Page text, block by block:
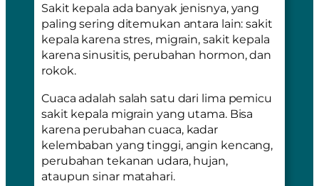
Sakit kepala ada banyak jenisnya, yang
paling sering ditemukan antara lain: sakit
kepala karena stres, migrain, sakit kepala
karena sinusitis, perubahan hormon, dan
rokok.
Cuaca adalah salah satu dari lima pemicu
sakit kepala migrain yang utama. Bisa
karena perubahan cuaca, kadar
kelembaban yang tinggi, angin kencang,
perubahan tekanan udara, hujan,
ataupun sinar matahari.